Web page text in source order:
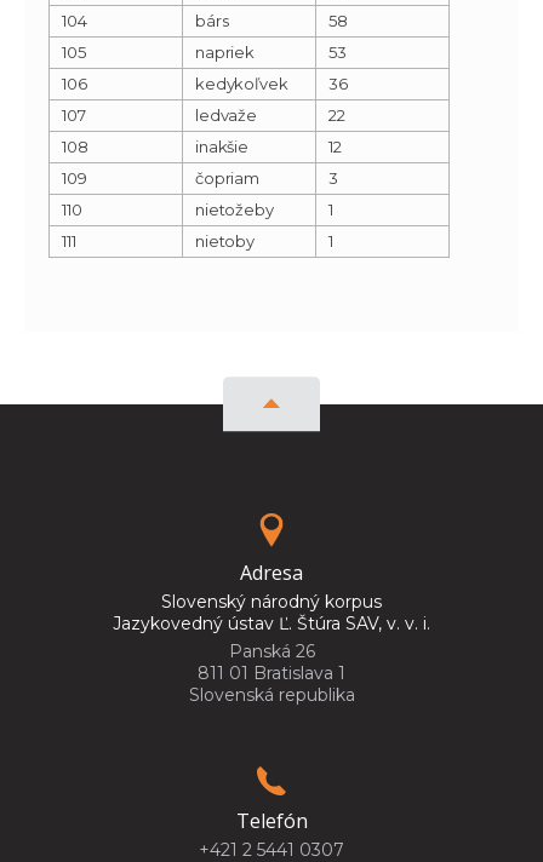
104
bárs
58
105
napriek
53
106
kedykoľvek
36
107
ledvaže
22
108
inakšie
12
109
čopriam
3
110
nietožeby
1
111
nietoby 1
Adresa
Slovenský národný korpus
Jazykovedný ústav Ľ. Štúra SAV, v. v. i.
Panská 26
811 01 Bratislava 1
Slovenská republika
Telefón
+421 2 5441 0307